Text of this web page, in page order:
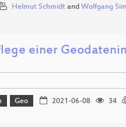
Helmut Schmidtand Wolfgang
einer
Geo 2021-06-08 34